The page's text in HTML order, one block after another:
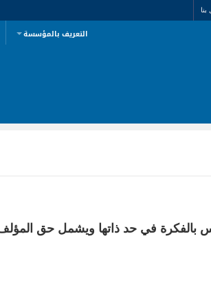
التعريف بالمؤسسة
بالفكرة في حد ذاتها ويشمل حق